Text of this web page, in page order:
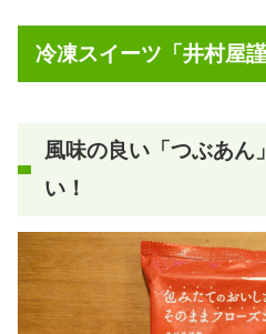
冷凍スイーツ「井村屋
風味の良い「つぶあん
い！